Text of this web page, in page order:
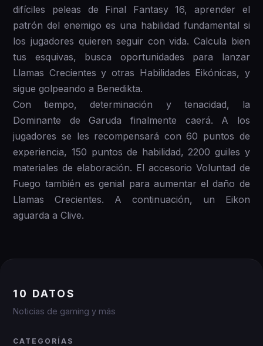
difíciles peleas de Final Fantasy 16, aprender el
patrón del enemigo es una habilidad fundamental si
los jugadores quieren seguir con vida. Calcula bien
tus esquivas, busca oportunidades para lanzar
Llamas Crecientes y otras Habilidades Eikónicas, y
sigue golpeando a Benedikta.
Con tiempo, determinación y tenacidad, la
Dominante de Garuda finalmente caerá. A los
jugadores se les recompensará con 60 puntos de
experiencia, 150 puntos de habilidad, 2200 guiles y
materiales de elaboración. El accesorio Voluntad de
Fuego también es genial para aumentar el daño de
Llamas Crecientes. A continuación, un Eikon
aguarda a Clive.
10 DATOS
Noticias de gaming y más
CATEGORÍAS